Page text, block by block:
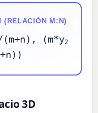
(RELACIÓN M:N)
(m*y2
3D